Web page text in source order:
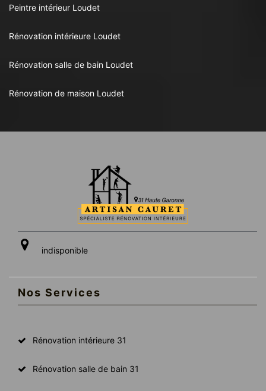
Peintre intérieur Loudet
Rénovation intérieure Loudet
Rénovation salle de bain Loudet
Rénovation de maison Loudet
indisponible
Nos Services
Rénovation intérieure 31
Rénovation salle de bain 31